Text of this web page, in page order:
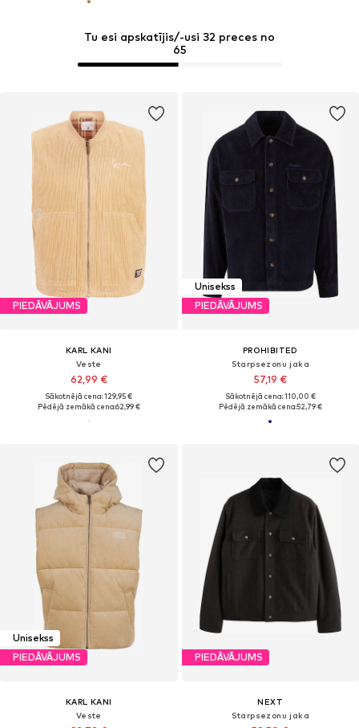
PIEDĀVĀJUMS
KARL KANI
Veste
62,99 €
Sākotnējā cena: 129,95 €
Pēdējā zemākā cena:62,99 €
Tu esi apskatījis/-usi 32 preces no
65
Unisekss
PIEDĀVĀJUMS
PROHIBITED
Starpsezonu jaka
57,19 €
Sākotnējā cena: 110,00 €
Pēdējā zemākā cena:52,79 €
Unisekss
PIEDĀVĀJUMS
KARL KANI
Veste
PIEDĀVĀJUMS
NEXT
Starpsezonu jaka